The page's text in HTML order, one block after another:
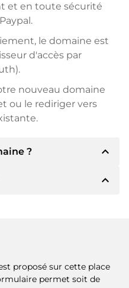
et en toute sécurité
le domaine est
d'accès par
nouveau domaine
ou le rediriger vers
? expand_less
vous
méthodes de
le nom de
expand_less
un contrat de
le souhaitez.
proposé sur cette place
permet soit de